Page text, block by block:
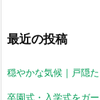
最近の投稿
穏やかな気候｜戸隠
卒園式・入学式をガ